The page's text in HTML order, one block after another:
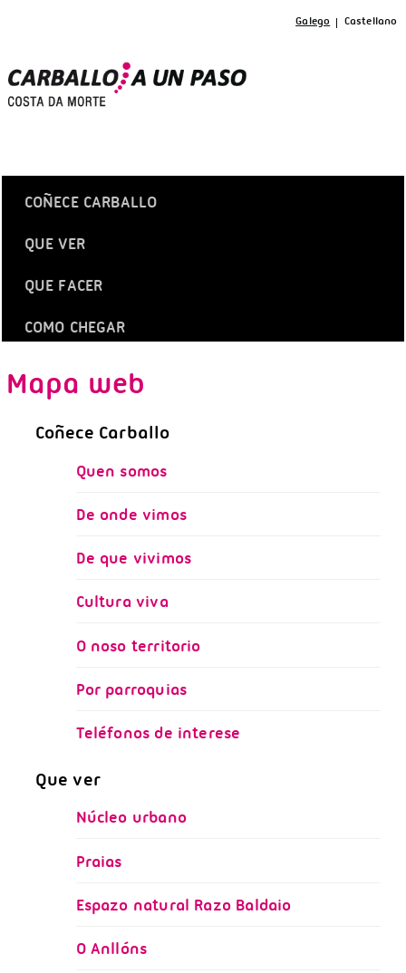
Galego Castellano
COÑECE CARBALLO
QUE VER
QUE FACER
COMO CHEGAR
Mapa web
Coñece Carballo
Quen somos
De onde vimos
De que vivimos
Cultura viva
O noso territorio
Por parroquias
Teléfonos de interese
Que ver
Núcleo urbano
Praias
Espazo natural Razo Baldaio
O Anllóns